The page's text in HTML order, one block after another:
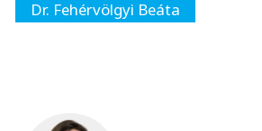
Dr. Fehérvölgyi Beáta